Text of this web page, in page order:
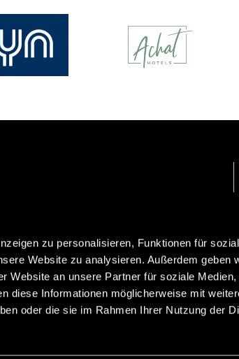
zu personalisieren, Funktionen für
Website zu analysieren. Außerdem geben
Website an unsere Partner für soziale Medien,
diese Informationen möglicherweise mit
oder die sie im Rahmen Ihrer Nutzung der